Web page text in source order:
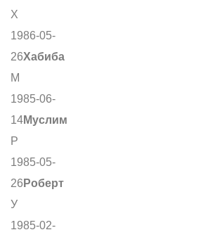
Х
1986-05-
26Хабиба
М
1985-06-
14Муслим
Р
1985-05-
26 Роберт
У
1985-02-